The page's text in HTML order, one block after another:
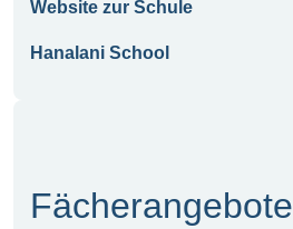
Website zur Schule
Hanalani School
Fächerangebote